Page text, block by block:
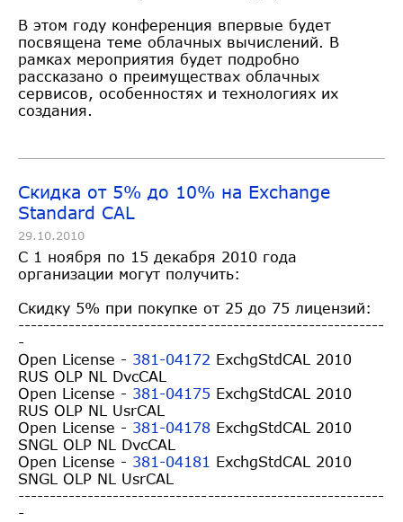
В этом году конференция впервые будет
посвящена теме облачных вычислений. В
рамках мероприятия будет подробно
рассказано о преимуществах облачных
сервисов, особенностях и технологиях их
создания.
Скидка от 5% до 10% на Exchange
Standard CAL
29.10.2010
C 1 ноября по 15 декабря 2010 года
организации могут получить:
Cкидку 5% при покупке от 25 до 75 лицензий:
----------------------------------------------------------
-
Open License - 381-04172 ExchgStdCAL 2010
RUS OLP NL DvcCAL
Open License - 381-04175 ExchgStdCAL 2010
RUS OLP NL UsrCAL
Open License - 381-04178 ExchgStdCAL 2010
SNGL OLP NL DvcCAL
Open License - 381-04181 ExchgStdCAL 2010
SNGL OLP NL UsrCAL
----------------------------------------------------------
-